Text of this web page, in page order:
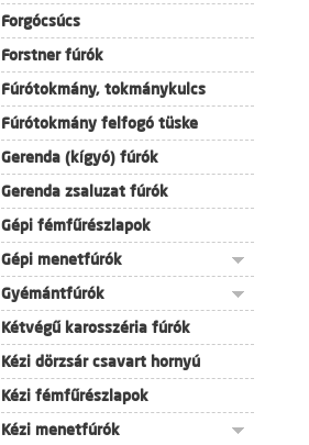
Forgócsúcs
Forstner fúrók
Fúrótokmány, tokmánykulcs
Fúrótokmány felfogó tüske
Gerenda (kígyó) fúrók
Gerenda zsaluzat fúrók
Gépi fémfűrészlapok
Gépi menetfúrók
Gyémántfúrók
Kétvégű karosszéria fúrók
Kézi dörzsár csavart hornyú
Kézi fémfűrészlapok
Kézi menetfúrók